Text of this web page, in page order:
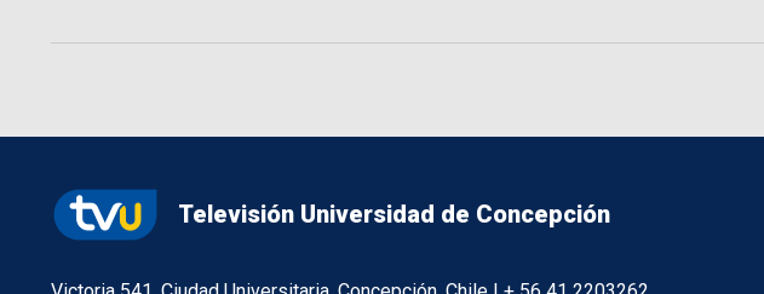
Televisión Universidad de Concepción